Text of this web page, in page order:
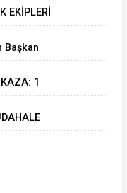
EKİPLERİ
Başkan
1